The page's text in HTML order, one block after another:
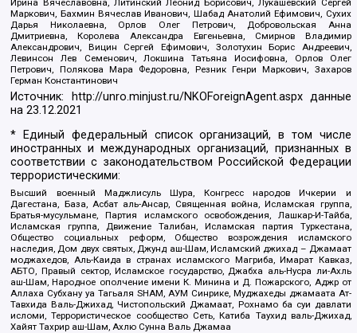
Ирина Вячеславовна, Литинский Леонид Борисович, Лукашевский Сергей
Маркович, Бахмин Вячеслав Иванович, Шабад Анатолий Ефимович, Сухих
Дарья Николаевна, Орлов Олег Петрович, Добровольская Анна
Дмитриевна, Королева Александра Евгеньевна, Смирнов Владимир
Александрович, Вицин Сергей Ефимович, Золотухин Борис Андреевич,
Левинсон Лев Семенович, Локшина Татьяна Иосифовна, Орлов Олег
Петрович, Полякова Мара Федоровна, Резник Генри Маркович, Захаров
Герман Константинович
Источник: http://unro.minjust.ru/NKOForeignAgent.aspxданные
на23.12.2021
* Единый федеральный список организаций, в том числе
иностранных и международных организаций, признанных в
соответствии с законодательством Российской Федерации
террористическими:
Высший военный Маджлисуль Шура, Конгресс народов Ичкерии и
Дагестана, База, Асбат аль-Ансар, Священная война, Исламская группа,
Братья-мусульмане, Партия исламского освобождения, Лашкар-И-Тайба,
Исламская группа, Движение Талибан, Исламская партия Туркестана,
Общество социальных реформ, Общество возрождения исламского
наследия, Дом двух святых, Джунд аш-Шам, Исламский джихад – Джамаат
моджахедов, Аль-Каида в странах исламского Магриба, Имарат Кавказ,
АБТО, Правый сектор, Исламское государство, Джабха аль-Нусра ли-Ахль
аш-Шам, Народное ополчение имени К. Минина и Д. Пожарского, Аджр от
Аллаха Субхану уа Тагьаля SHAM, АУМ Синрике, Муджахеды джамаата Ат-
Тавхида Валь-Джихад, Чистопольский Джамаат, Рохнамо ба суи давлати
исломи, Террористическое сообщество Сеть, Катиба Таухид валь-Джихад,
Хайят Тахрир аш-Шам, Ахлю Сунна Валь Джамаа